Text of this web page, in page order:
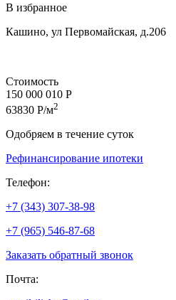
В избранное
Кашино, ул Первомайская, д.206
Стоимость
150 000 010 Р
63830 Р/м2
Одобряем в течение суток
Рефинансирование ипотеки
Телефон:
+7 (343) 307-38-98
+7 (965) 546-87-68
Заказать обратный звонок
Почта: